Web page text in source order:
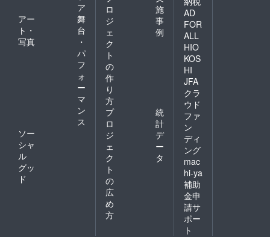
ア
アー
ト・
写真
舞
台
・
パ
フ
ォ
ー
マ
ン
ス
ソー
シャ
ル
グッ
ド
ロ
ジ
ェ
ク
ト
の
作
り
方
施
事
例
プ
ロ
ジ
ェ
ク
ト
の
広
め
方
統
計
デ
ー
タ
AD
FOR
ALL
HIO
KOS
HI
JFA
クラ
ウド
ファ
ン
ディ
ング
mac
hi-ya
補助
金申
請サ
ポー
ト